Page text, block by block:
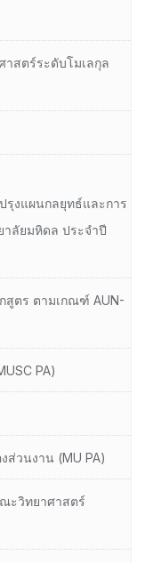
าสตร์ระดับโมเลกุล
รุงแผนกลยุทธ์และการ
ลัยมหิดล ประจำปี
สูตร ตามเกณฑ์ AUN-
PA)
วนงาน (MU PA)
ะวิทยาศาสตร์